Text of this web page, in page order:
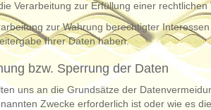
Verarbeitung zur Erfüllung einer
zur Wahrung berechtigter
Ihrer Daten haben.
bzw. Sperrung der Daten
uns an die Grundsätze der
Zwecke erforderlich ist oder wie es